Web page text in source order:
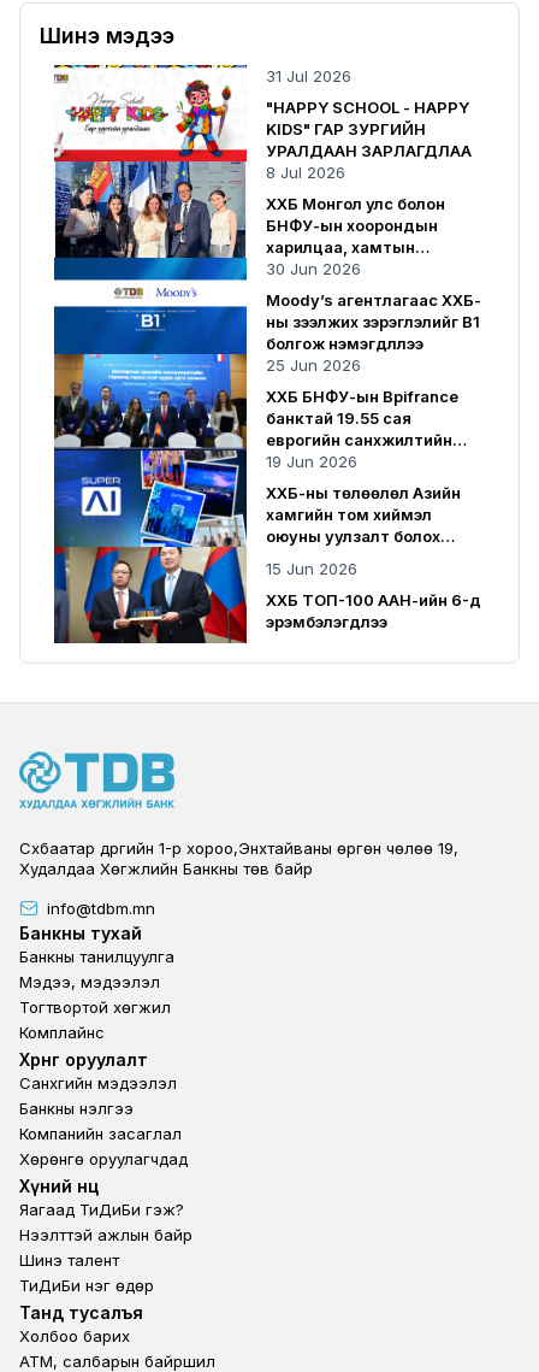
Шинэ мэдээ
31 Jul 2026
"HAPPY SCHOOL - HAPPY
KIDS" ГАР ЗУРГИЙН
УРАЛДААН ЗАРЛАГДЛАА
8 Jul 2026
ХХБ Монгол улс болон
БНФУ-ын хоорондын
харилцаа, хамтын
ажиллагаанд хувь нэмрээ
30 Jun 2026
Moody’s агентлагаас ХХБ-
ны зээлжих зэрэглэлийг B1
болгож нэмэгдүүллээ
25 Jun 2026
ХХБ БНФУ-ын Bpifrance
банктай 19.55 сая
еврогийн санхүүжилтийн
гэрээ байгууллаа
19 Jun 2026
ХХБ-ны төлөөлөл Азийн
хамгийн том хиймэл
оюуны уулзалт болох
15 Jun 2026
ХХБ ТОП-100 ААН-ийн 6-д
эрэмбэлэгдлээ
Сүхбаатар дүүргийн 1-р хороо,Энхтайваны өргөн чөлөө 19,
Худалдаа Хөгжлийн Банкны төв байр
info@tdbm.mn
Footer
Банкны тухай
Банкны танилцуулга
Мэдээ, мэдээлэл
Тогтвортой хөгжил
Комплайнс
Footer third
Хөрөнгө оруулалт
Санхүүгийн мэдээлэл
Банкны үнэлгээ
Компанийн засаглал
Хөрөнгө оруулагчдад
Footer second
Хүний нөөц
Яагаад ТиДиБи гэж?
Нээлттэй ажлын байр
Шинэ талент
ТиДиБи нэг өдөр
Footer fourth
Танд тусалъя
Холбоо барих
ATM, салбарын байршил